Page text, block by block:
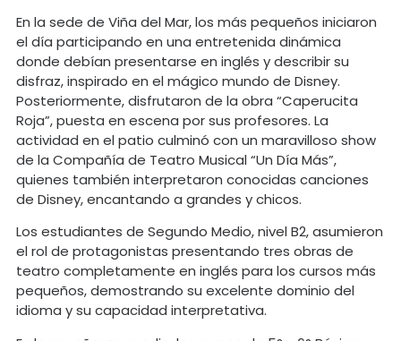
En la sede de Viña del Mar, los más pequeños iniciaron
el día participando en una entretenida dinámica
donde debían presentarse en inglés y describir su
disfraz, inspirado en el mágico mundo de Disney.
Posteriormente, disfrutaron de la obra “Caperucita
Roja”, puesta en escena por sus profesores. La
actividad en el patio culminó con un maravilloso show
de la Compañía de Teatro Musical “Un Día Más”,
quienes también interpretaron conocidas canciones
de Disney, encantando a grandes y chicos.
Los estudiantes de Segundo Medio, nivel B2, asumieron
el rol de protagonistas presentando tres obras de
teatro completamente en inglés para los cursos más
pequeños, demostrando su excelente dominio del
idioma y su capacidad interpretativa.